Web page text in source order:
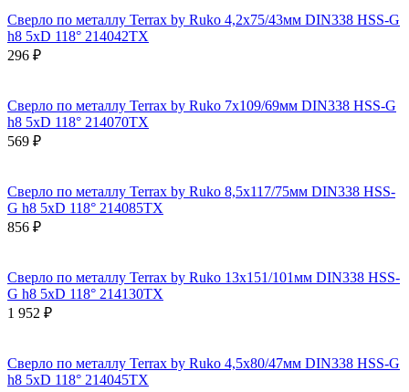
Сверло по металлу Terrax by Ruko 4,2x75/43мм DIN338 HSS-G
h8 5xD 118° 214042TX
296 ₽
Сверло по металлу Terrax by Ruko 7x109/69мм DIN338 HSS-G
h8 5xD 118° 214070TX
569 ₽
Сверло по металлу Terrax by Ruko 8,5x117/75мм DIN338 HSS-
G h8 5xD 118° 214085TX
856 ₽
Сверло по металлу Terrax by Ruko 13x151/101мм DIN338 HSS-
G h8 5xD 118° 214130TX
1 952 ₽
Сверло по металлу Terrax by Ruko 4,5x80/47мм DIN338 HSS-G
h8 5xD 118° 214045TX